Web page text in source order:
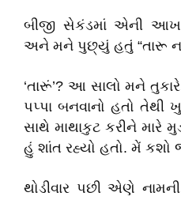
બીજી સેકંડમાં એની
અને મને પુછ્યું હતું “તારૂ
‘તારૂં’? આ સાલો મને
પપ્પા બનવાનો હતો
સાથે માથાકુટ કરીને મારે
હું શાંત રહ્યો હતો. મેં
થોડીવાર પછી એણે